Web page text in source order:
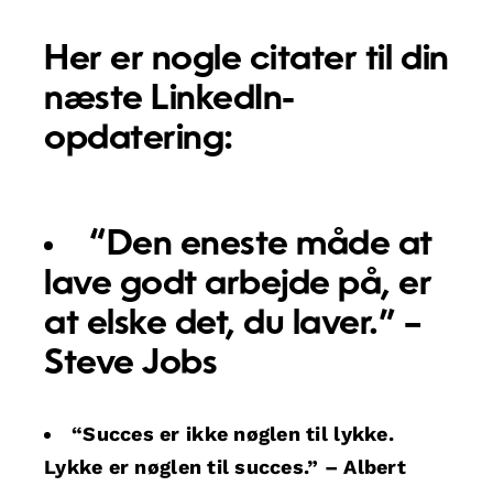
Her er nogle citater til din
næste LinkedIn-
opdatering:
“Den eneste måde at
lave godt arbejde på, er
at elske det, du laver.” –
Steve Jobs
“Succes er ikke nøglen til lykke.
Lykke er nøglen til succes.” – Albert